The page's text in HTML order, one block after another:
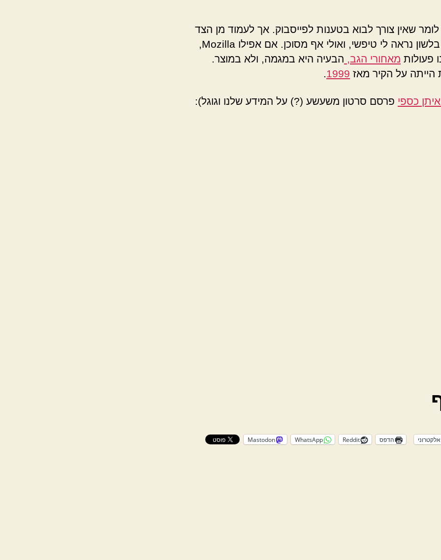
לומר שאין צורך לבוא בטענות לפייסבוק. אך לעמוד מן הצד
ולצקצק בלשון נראה לי טיפשי, ואולי אף מסוכן. אם אפילו Mozilla,
פעולות מאחורי הגב, הבעיה היא במגמה, ולא במוצר.
הייתה על הקיר מאז 1999
.
איתן כספי פרסם סרטון משעשע (?) על המידע שלנו וגוגל):
הדפס Reddit
WhatsApp
Mastodon